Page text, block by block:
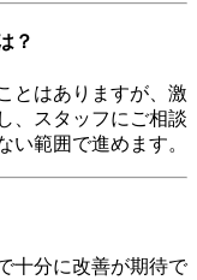
？
とはありますが、激
、スタッフにご相談
い範囲で進めます。
十分に改善が期待で